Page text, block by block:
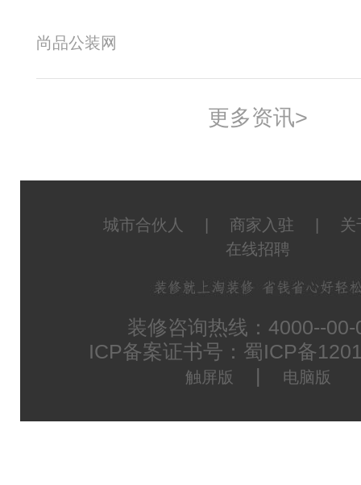
尚品公装网
更多资讯>
城市合伙人 商家入驻
关
在线招聘
装修咨询热线：4000--00-
ICP备案证书号：蜀ICP备
触屏版 | 电脑版